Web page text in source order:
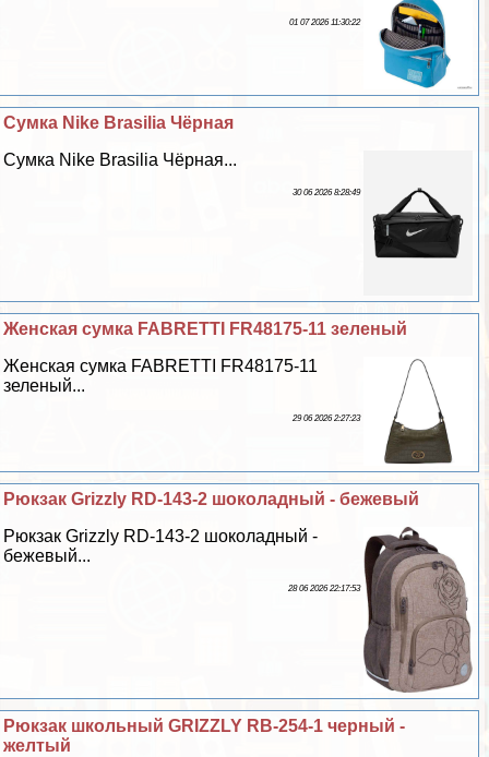
01 07 2026 11:30:22
Сумка Nike Brasilia Чёрная
Сумка Nike Brasilia Чёрная...
30 06 2026 8:28:49
Женская сумка FABRETTI FR48175-11 зеленый
Женская сумка FABRETTI FR48175-11
зеленый...
29 06 2026 2:27:23
Рюкзак Grizzly RD-143-2 шоколадный - бежевый
Рюкзак Grizzly RD-143-2 шоколадный -
бежевый...
28 06 2026 22:17:53
Рюкзак школьный GRIZZLY RB-254-1 черный -
желтый